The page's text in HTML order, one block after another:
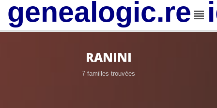
RANINI
7 familles trouvées